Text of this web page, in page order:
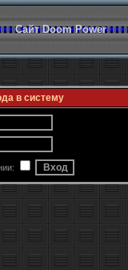
Сайт Doom Power
в систему